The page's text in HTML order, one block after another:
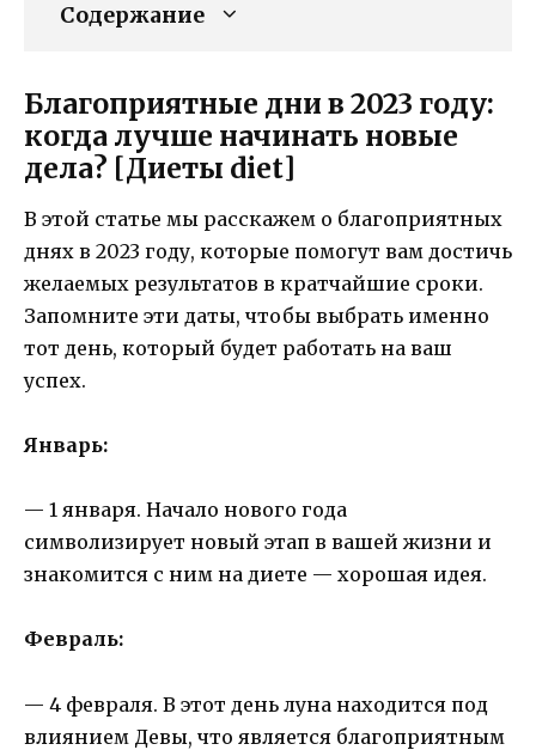
Содержание
Благоприятные дни в 2023 году:
когда лучше начинать новые
дела? [Диеты diet]
В этой статье мы расскажем о благоприятных
днях в 2023 году, которые помогут вам достичь
желаемых результатов в кратчайшие сроки.
Запомните эти даты, чтобы выбрать именно
тот день, который будет работать на ваш
успех.
Январь:
— 1 января. Начало нового года
символизирует новый этап в вашей жизни и
знакомится с ним на диете — хорошая идея.
Февраль:
— 4 февраля. В этот день луна находится под
влиянием Девы, что является благоприятным